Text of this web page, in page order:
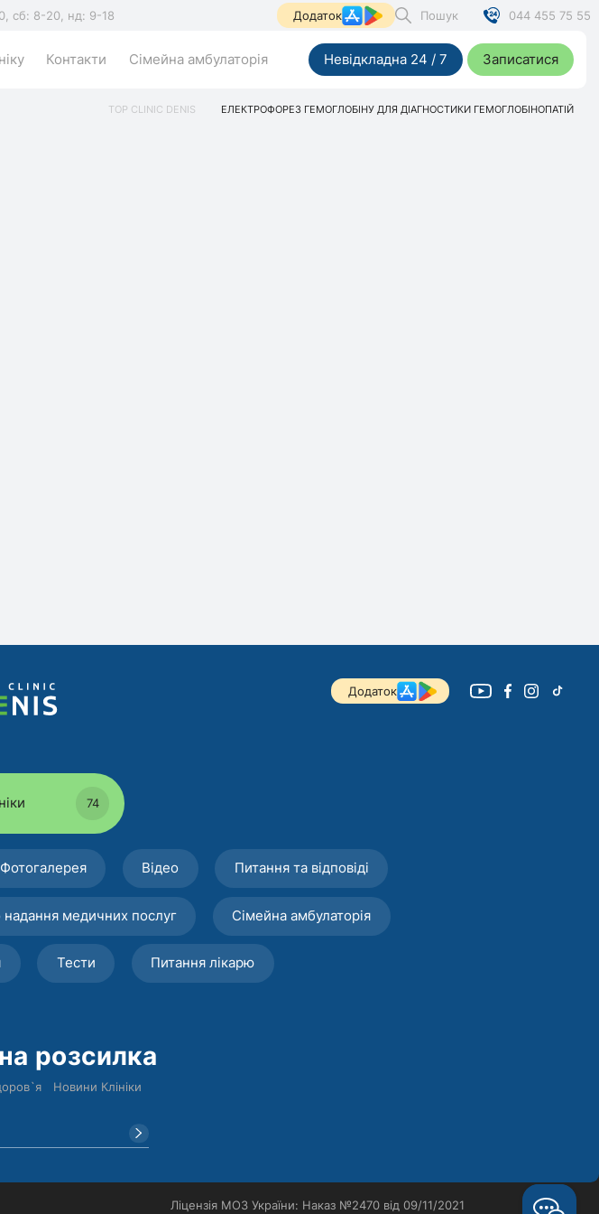
сб: 8-20, нд: 9-18 Додаток Пошук 044 455 75 55
Контакти Сімейна амбулаторія Невідкладна 24 / 7 Записатися
TOP CLINIC DENIS ЕЛЕКТРОФОРЕЗ ГЕМОГЛОБІНУ ДЛЯ ДІАГНОСТИКИ ГЕМОГЛОБІНОПАТІЙ
Додаток
74
Фотогалерея Відео Питання та відповіді
надання медичних послуг Сімейна амбулаторія
Тести Питання лікарю
розсилка
Новини Клініки
Ліцензія МОЗ України: Наказ №2470 від 09/11/2021